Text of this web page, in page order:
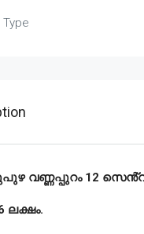
വണ്ണപ്പുറം 12 സെൻ്റ്
ലക്ഷം.